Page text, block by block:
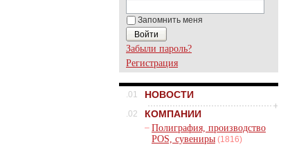
Запомнить меня
Забыли пароль?
Регистрация
.01 НОВОСТИ
.02 КОМПАНИИ
– Полиграфия, производство
POS, сувениры (1816)